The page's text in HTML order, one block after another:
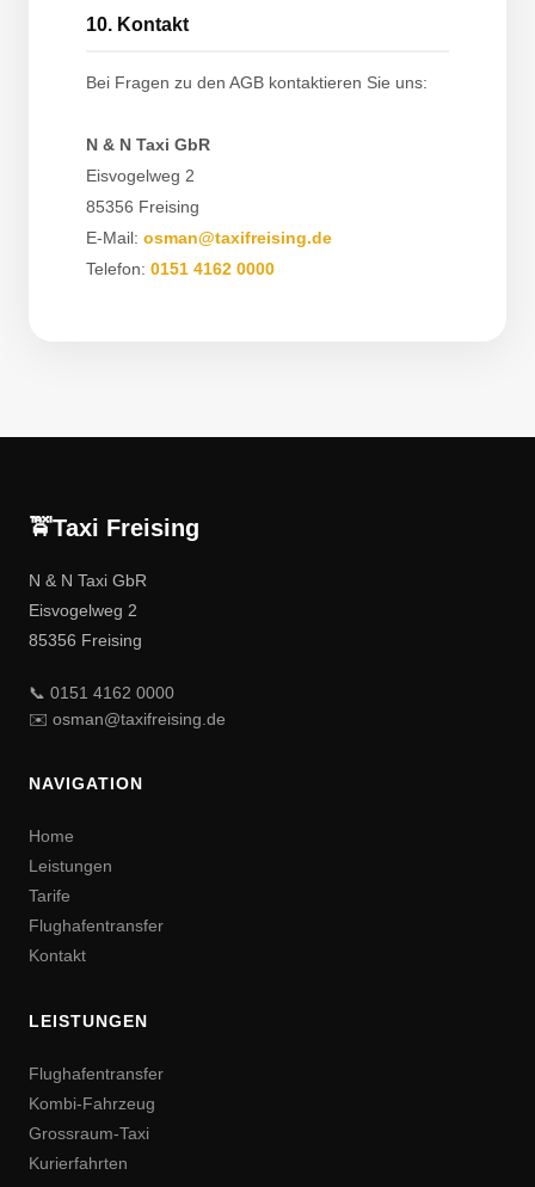
10. Kontakt
Bei Fragen zu den AGB kontaktieren Sie uns:
N & N Taxi GbR
Eisvogelweg 2
85356 Freising
E-Mail: osman@taxifreising.de
Telefon: 0151 4162 0000
🚖Taxi Freising
N & N Taxi GbR
Eisvogelweg 2
85356 Freising
📞 0151 4162 0000
✉️ osman@taxifreising.de
NAVIGATION
Home
Leistungen
Tarife
Flughafentransfer
Kontakt
LEISTUNGEN
Flughafentransfer
Kombi-Fahrzeug
Grossraum-Taxi
Kurierfahrten